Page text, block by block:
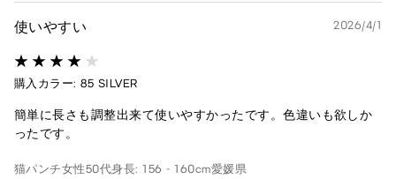
使いやすい 2026/4/1
購入カラー: 85 SILVER
簡単に長さも調整出来て使いやすかったです。色違いも欲しか
ったです。
猫パンチ女性50代身長: 156 - 160cm愛媛県